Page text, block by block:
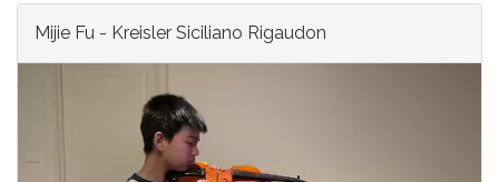
Mijie Fu - Kreisler Siciliano Rigaudon